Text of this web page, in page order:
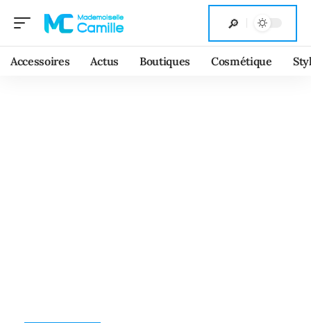
Accessoires Actus Boutiques Cosmétique